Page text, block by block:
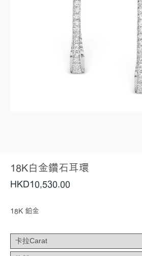
18K白金鑽石耳環
HKD10,530 .00
18K 鉑金